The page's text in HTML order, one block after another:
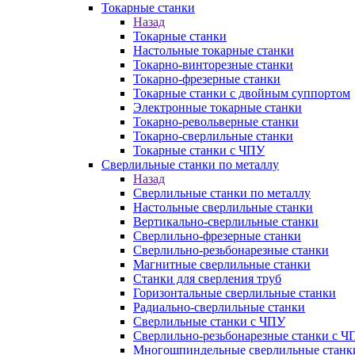
Токарные станки
Назад
Токарные станки
Настольные токарные станки
Токарно-винторезные станки
Токарно-фрезерные станки
Токарные станки с двойным суппортом
Электронные токарные станки
Токарно-револьверные станки
Токарно-сверлильные станки
Токарные станки с ЧПУ
Сверлильные станки по металлу
Назад
Сверлильные станки по металлу
Настольные сверлильные станки
Вертикально-сверлильные станки
Сверлильно-фрезерные станки
Сверлильно-резьбонарезные станки
Магнитные сверлильные станки
Станки для сверления труб
Горизонтальные сверлильные станки
Радиально-сверлильные станки
Сверлильные станки с ЧПУ
Сверлильно-резьбонарезные станки с
Многошпиндельные сверлильные